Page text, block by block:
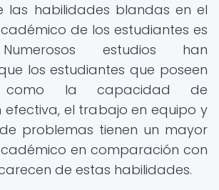
las habilidades blandas en el
de los estudiantes es
estudios han
los estudiantes que poseen
como la capacidad de
efectiva, el trabajo en equipo y
problemas tienen un mayor
en comparación con
de estas habilidades.